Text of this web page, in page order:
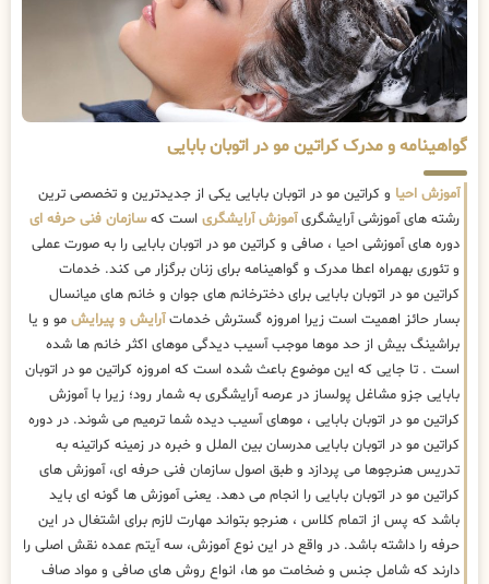
گواهینامه و مدرک کراتین مو در اتوبان بابایی
آموزش احیا و کراتین مو در اتوبان بابایی یکی از جدیدترین و تخصصی ترین
رشته های آموزشی آرایشگریآموزش آرایشگری است کهسازمان فنی حرفه ای
دوره های آموزشی احیا ، صافی و کراتین مو در اتوبان بابایی را به صورت عملی
و تئوری بهمراه اعطا مدرک و گواهینامه برای زنان برگزار می کند. خدمات
کراتین مو در اتوبان بابایی برای دخترخانم های جوان و خانم های میانسال
بسار حائز اهمیت است زیرا امروزه گسترش خدماتآرایش و پیرایش مو و یا
براشینگ بیش از حد موها موجب آسیب دیدگی موهای اکثر خانم ها شده
است . تا جایی که این موضوع باعث شده است که امروزه کراتین مو در اتوبان
بابایی جزو مشاغل پولساز در عرصه آرایشگری به شمار رود؛ زیرا با آموزش
کراتین مو در اتوبان بابایی ، موهای آسیب دیده شما ترمیم می شوند. در دوره
کراتین مو در اتوبان بابایی مدرسان بین الملل و خبره در زمینه کراتینه به
تدریس هنرجوها می پردازد و طبق اصول سازمان فنی حرفه ای، آموزش های
کراتین مو در اتوبان بابایی را انجام می دهد. یعنی آموزش ها گونه ای باید
باشد که پس از اتمام کلاس ، هنرجو بتواند مهارت لازم برای اشتغال در این
حرفه را داشته باشد. در واقع در این نوع آموزش، سه آیتم عمده نقش اصلی را
دارند که شامل جنس و ضخامت مو ها، انواع روش های صافی و مواد صاف